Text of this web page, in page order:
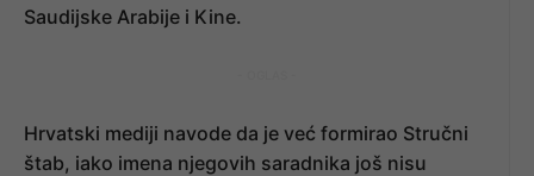
Saudijske Arabije i Kine.
Hrvatski mediji navode da je već formirao Stručni
štab, iako imena njegovih saradnika još nisu